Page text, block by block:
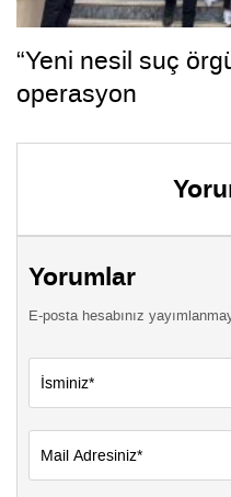
“Yeni nesil suç
operasyon
Yorumlar
E-posta hesabınız